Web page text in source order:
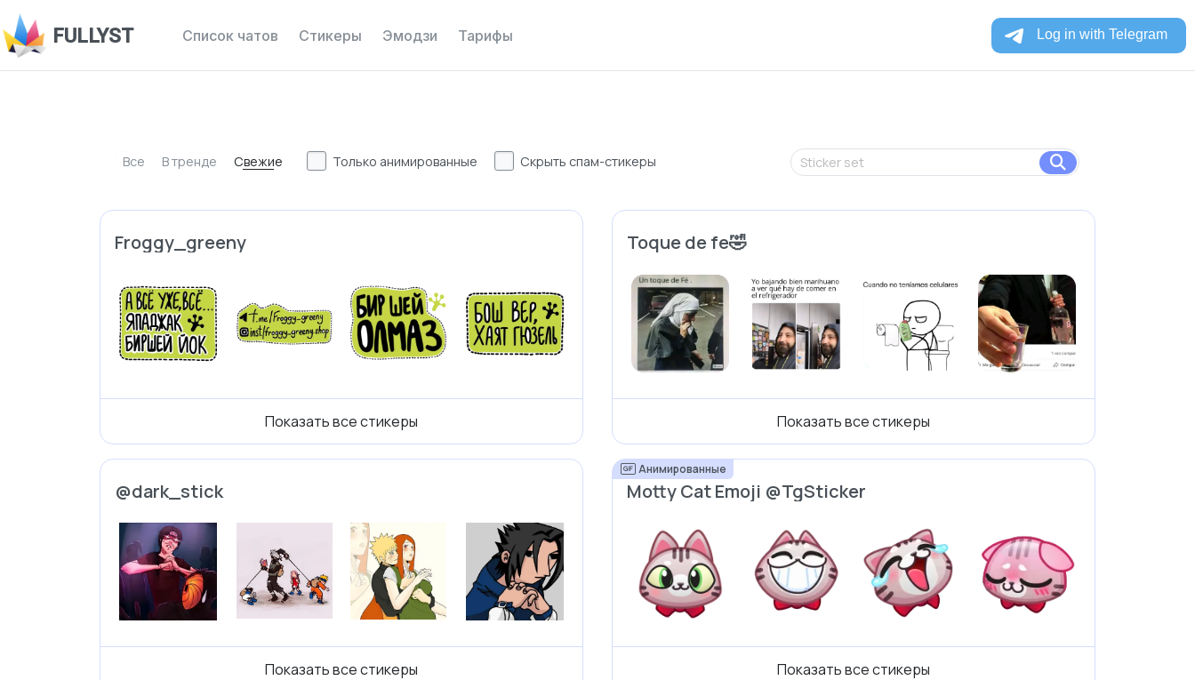
FULLYST Список чатов Стикеры Эмодзи Тарифы
Все В тренде Свежие Только анимированные Скрыть спам-стикеры
Froggy_greeny
Показать все стикеры
Toque de fe🤣
Показать все стикеры
@dark_stick
Показать все стикеры
Анимированные
Motty Cat Emoji @TgSticker
Показать все стикеры